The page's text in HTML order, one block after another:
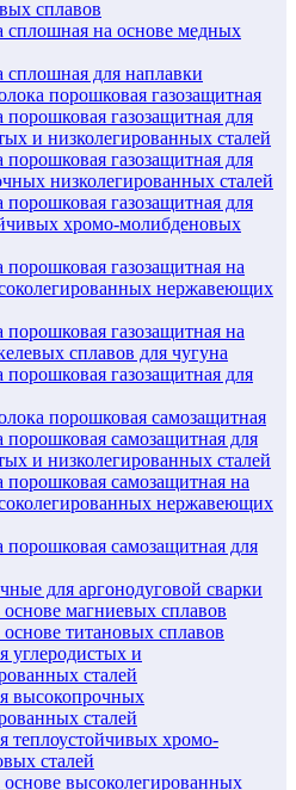
сплавов
сплошная на основе медных
сплошная для наплавки
порошковая газозащитная
газозащитная для
и низколегированных сталей
газозащитная для
низколегированных сталей
газозащитная для
хромо-молибденовых
газозащитная на
нержавеющих
газозащитная на
сплавов для чугуна
газозащитная для
порошковая самозащитная
порошковая самозащитная для
и низколегированных сталей
порошковая самозащитная на
нержавеющих
порошковая самозащитная для
для аргонодуговой сварки
магниевых сплавов
титановых сплавов
углеродистых и
сталей
высокопрочных
сталей
теплоустойчивых хромо-
сталей
высоколегированных